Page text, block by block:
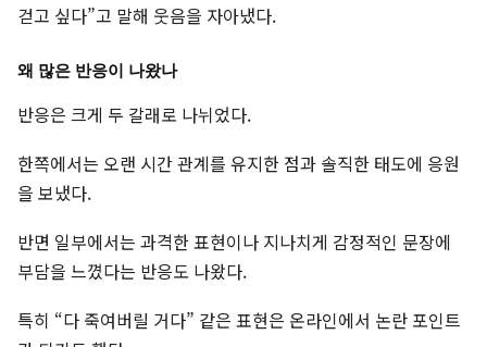
걷고 싶다”고 말해 웃음을 자아냈다.
왜 많은 반응이 나왔나
반응은 크게 두 갈래로 나뉘었다.
한쪽에서는 오랜 시간 관계를 유지한 점과 솔직한 태도에 응원
을 보냈다.
반면 일부에서는 과격한 표현이나 지나치게 감정적인 문장에
부담을 느꼈다는 반응도 나왔다.
특히 “다 죽여버릴 거다” 같은 표현은 온라인에서 논란 포인트